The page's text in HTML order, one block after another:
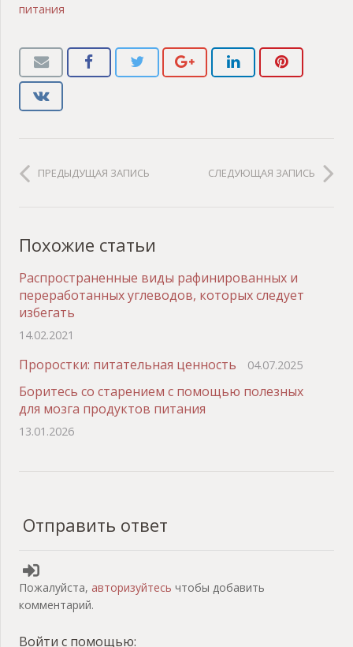
питания
ПРЕДЫДУЩАЯ ЗАПИСЬ СЛЕДУЮЩАЯ ЗАПИСЬ
Похожие статьи
Распространенные виды рафинированных и
переработанных углеводов, которых следует
избегать
14.02.2021
Проростки: питательная ценность 04.07.2025
Боритесь со старением с помощью полезных
для мозга продуктов питания
13.01.2026
Отправить ответ
Пожалуйста, авторизуйтесь чтобы добавить
комментарий.
Войти с помощью: